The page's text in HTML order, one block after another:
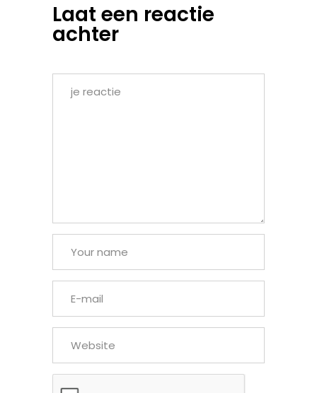
Laat een reactie
achter